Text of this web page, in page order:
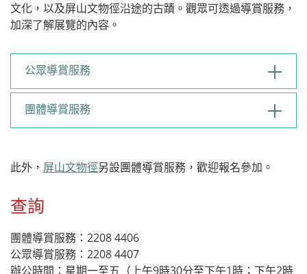
文化，以及屏山文物徑沿途的古蹟。觀眾可透過導賞服務，
加深了解展覽的內容。
公眾導賞服務
團體導賞服務
此外， 屏山文物徑另設團體導賞服務，歡迎報名參加。
查詢
團體導賞服務：2208 4406
公眾導賞服務：2208 4407
辦公時間：星期一至五（上午9時30分至下午1時；下午2時